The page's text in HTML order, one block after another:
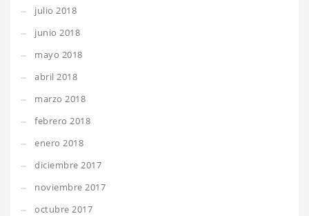
julio 2018
junio 2018
mayo 2018
abril 2018
marzo 2018
febrero 2018
enero 2018
diciembre 2017
noviembre 2017
octubre 2017